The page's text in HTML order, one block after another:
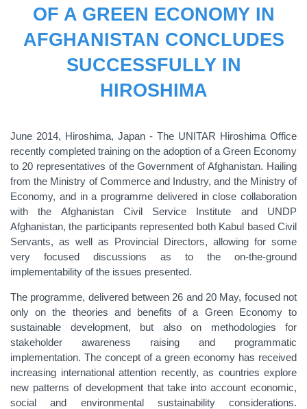
OF A GREEN ECONOMY IN
AFGHANISTAN CONCLUDES
SUCCESSFULLY IN
HIROSHIMA
June 2014, Hiroshima, Japan - The UNITAR Hiroshima Office
recently completed training on the adoption of a Green Economy
to 20 representatives of the Government of Afghanistan. Hailing
from the Ministry of Commerce and Industry, and the Ministry of
Economy, and in a programme delivered in close collaboration
with the Afghanistan Civil Service Institute and UNDP
Afghanistan, the participants represented both Kabul based Civil
Servants, as well as Provincial Directors, allowing for some
very focused discussions as to the on-the-ground
implementability of the issues presented.
The programme, delivered between 26 and 20 May, focused not
only on the theories and benefits of a Green Economy to
sustainable development, but also on methodologies for
stakeholder awareness raising and programmatic
implementation. The concept of a green economy has received
increasing international attention recently, as countries explore
new patterns of development that take into account economic,
social and environmental sustainability considerations.